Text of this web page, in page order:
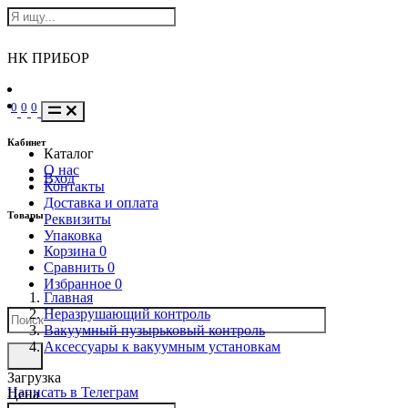
НК ПРИБОР
Кабинет
Вход
Товары
Корзина 0
Сравнить 0
Избранное 0
Написать в Телеграм
0 0 0
Каталог
О нас
Контакты
Доставка и оплата
Реквизиты
Упаковка
Главная
Неразрушающий контроль
Вакуумный пузырьковый контроль
Аксессуары к вакуумным установкам
Загрузка
Цена